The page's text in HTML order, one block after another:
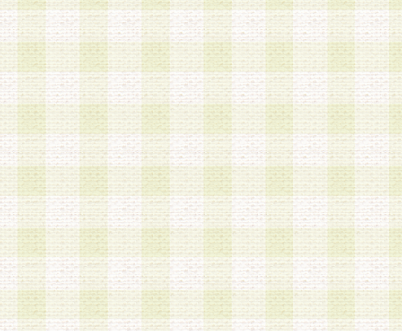
c.モバイルリサーチ、またはグループ形式による
実施もしくは運営
d.その他これらに付随する業務
4.会員は、住所、電話番号その他の登録情報につ
合は、速やかに当社所定の変更手続きを行うもの
5.当社は、必要と認めた場合、会員に対して、電
手段により登録情報の対象者が会員登録者本人で
の内容が正確であること、アンケートの回答内容
うことができるものとます。
6.会員は、会員登録後当社が定期的に行う登録情
して、当社指定の期間内に更新手続きを行うもの
該期間内に更新手続きを行わない場合、その時点
発行したポイントは失効されるものとします。